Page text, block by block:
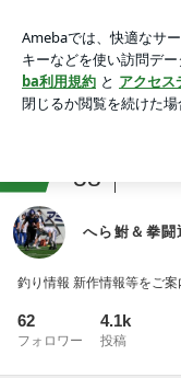
アプリをダウンロー
ょう。
58
へら鮒＆拳
釣り情報 新作情報等をご案
62
フォロワー
4.1k
投稿